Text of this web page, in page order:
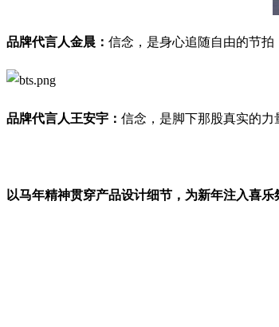
品牌代言人金晨： 信念，是身心追随自由的节拍
品牌代言人王安宇： 信念，是脚下那股真实的力
以马年精神贯穿产品设计细节，为新年注入喜乐